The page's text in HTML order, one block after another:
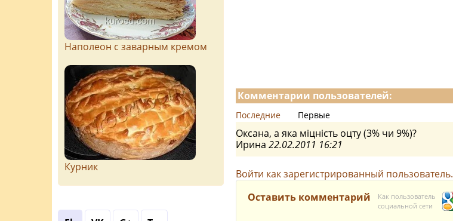
Комментарии пользователей:
Последние Первые
Оксана, а яка міцність оцту (3% чи 9%)?
Ирина 22.02.2011 16:21
Войти как зарегистрированный пользователь.
Оставить комментарий
Как пользователь
социальной сети
Наполеон с заварным кремом
Курник